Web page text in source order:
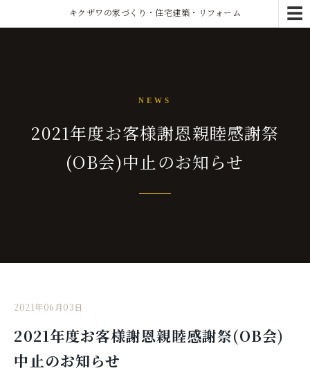
☰
キクザワの家づくり・住宅建築・リフォーム
NEWS
2021年度お客様謝恩親睦感謝祭
(OB会)中止のお知らせ
2021年06月03日
2021年度お客様謝恩親睦感謝祭(OB会)
中止のお知らせ